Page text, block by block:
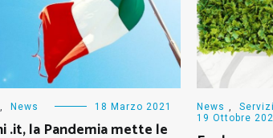
News 18 Marzo 2021
.it, la Pandemia mette le
News
19 Ottobre